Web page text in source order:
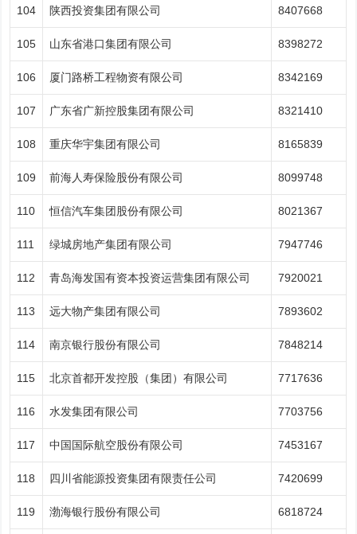
104 陕西投资集团有限公司 8407668
105 山东省港口集团有限公司 8398272
106 厦门路桥工程物资有限公司 8342169
107 广东省广新控股集团有限公司 8321410
108 重庆华宇集团有限公司 8165839
109 前海人寿保险股份有限公司 8099748
110 恒信汽车集团股份有限公司 8021367
111 绿城房地产集团有限公司 7947746
112 青岛海发国有资本投资运营集团有限公司 7920021
113 远大物产集团有限公司 7893602
114 南京银行股份有限公司 7848214
115 北京首都开发控股（集团）有限公司 7717636
116 水发集团有限公司 7703756
117 中国国际航空股份有限公司 7453167
118 四川省能源投资集团有限责任公司 7420699
119 渤海银行股份有限公司 6818724